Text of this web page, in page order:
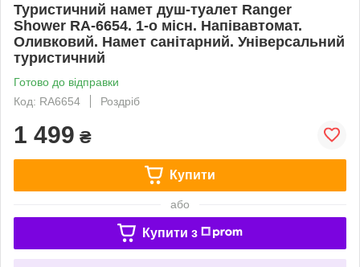
Туристичний намет душ-туалет Ranger
Shower RA-6654. 1-о місн. Напівавтомат.
Оливковий. Намет санітарний. Універсальний
туристичний
Готово до відправки
Код: RA6654
Роздріб
1 499 ₴
Купити
або
Купити з